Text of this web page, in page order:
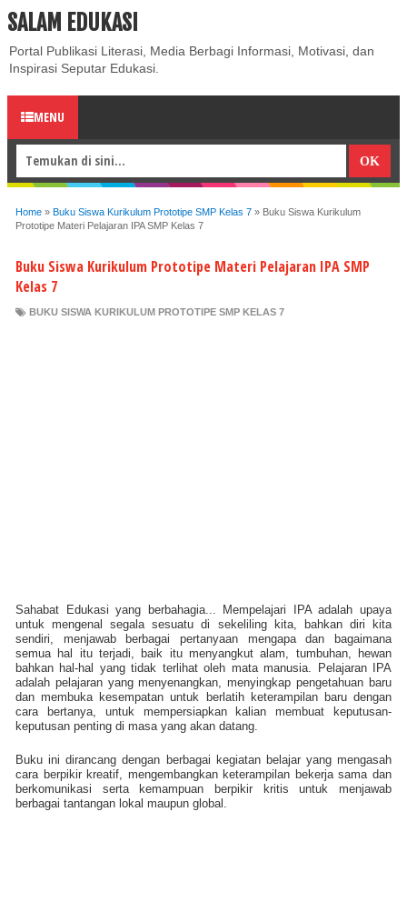
ABOUT CONTACT US
SALAM EDUKASI
Portal Publikasi Literasi, Media Berbagi Informasi, Motivasi, dan
Inspirasi Seputar Edukasi.
MENU
Home » Buku Siswa Kurikulum Prototipe SMP Kelas 7 » Buku Siswa Kurikulum
Prototipe Materi Pelajaran IPA SMP Kelas 7
Buku Siswa Kurikulum Prototipe Materi Pelajaran IPA SMP
Kelas 7
BUKU SISWA KURIKULUM PROTOTIPE SMP KELAS 7
Sahabat Edukasi yang berbahagia... Mempelajari IPA adalah upaya
untuk mengenal segala sesuatu di sekeliling kita, bahkan diri kita
sendiri, menjawab berbagai pertanyaan mengapa dan bagaimana
semua hal itu terjadi, baik itu menyangkut alam, tumbuhan, hewan
bahkan hal-hal yang tidak terlihat oleh mata manusia. Pelajaran IPA
adalah pelajaran yang menyenangkan, menyingkap pengetahuan baru
dan membuka kesempatan untuk berlatih keterampilan baru dengan
cara bertanya, untuk mempersiapkan kalian membuat keputusan-
keputusan penting di masa yang akan datang.
Buku ini dirancang dengan berbagai kegiatan belajar yang mengasah
cara berpikir kreatif, mengembangkan keterampilan bekerja sama dan
berkomunikasi serta kemampuan berpikir kritis untuk menjawab
berbagai tantangan lokal maupun global.